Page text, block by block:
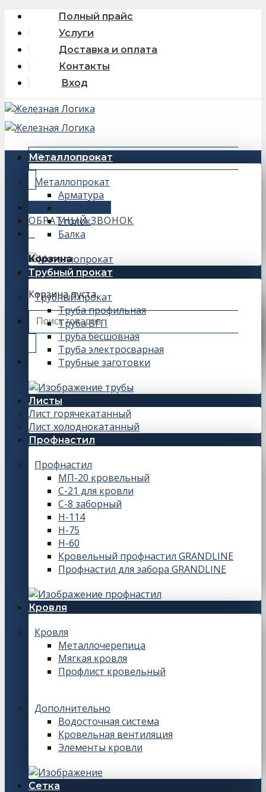
Skip
content
Полный прайс
Услуги
Доставка и оплата
Контакты
Вход
Искать:
+7 (343) 243-56-66
ОБРАТНЫЙ ЗВОНОК
Корзина
Корзина пуста.
Искать:
Металлопрокат
Металлопрокат
Арматура
Уголок
Балка
Трубный прокат
Трубный прокат
Труба профильная
Труба ВГП
Труба бесшовная
Труба электросварная
Трубные заготовки
Листы
Лист горячекатанный
Лист холоднокатанный
Профнастил
Профнастил
МП-20 кровельный
С-21 для кровли
С-8 заборный
Н-114
Н-75
Н-60
Кровельный профнастил GRANDLINE
Профнастил для забора GRANDLINE
Кровля
Кровля
Металлочерепица
Мягкая кровля
Профлист кровельный
Дополнительно
Водосточная система
Кровельная вентиляция
Элементы кровли
Сетка